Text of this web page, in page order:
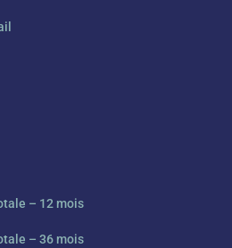
– 12 mois
– 36 mois